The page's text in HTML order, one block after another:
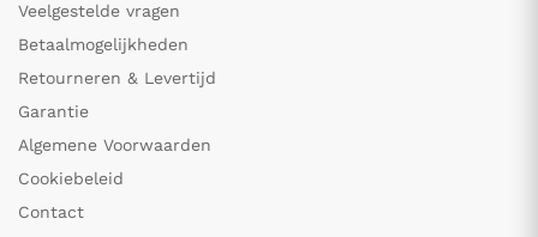
Veelgestelde vragen
Betaalmogelijkheden
Retourneren & Levertijd
Garantie
Algemene Voorwaarden
Cookiebeleid
Contact